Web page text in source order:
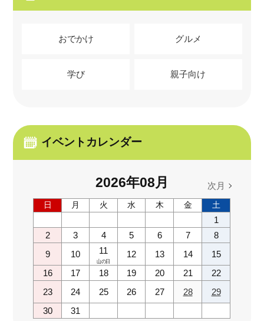
おでかけ グルメ
学び 親子向け
イベントカレンダー
2026年08月 次月
日 月 火 水 木 金 土
1
2
3 4 5 6 7
8
9
10 11
山の日
12 13 14
15
16
17 18 19 20 21
22
23
24 25 26 27 28
29
30
31